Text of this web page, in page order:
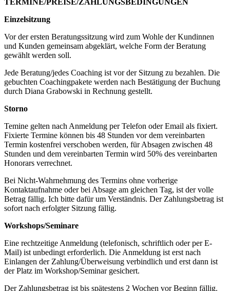
TERMINE/PREISE/ZAHLUNGSBEDINGUNGEN
Einzelsitzung
Vor der ersten Beratungssitzung wird zum Wohle der Kundinnen
und Kunden gemeinsam abgeklärt, welche Form der Beratung
gewählt werden soll.
Jede Beratung/jedes Coaching ist vor der Sitzung zu bezahlen. Die
gebuchten Coachingpakete werden nach Bestätigung der Buchung
durch Diana Grabowski in Rechnung gestellt.
Storno
Temine gelten nach Anmeldung per Telefon oder Email als fixiert.
Fixierte Termine können bis 48 Stunden vor dem vereinbarten
Termin kostenfrei verschoben werden, für Absagen zwischen 48
Stunden und dem vereinbarten Termin wird 50% des vereinbarten
Honorars verrechnet.
Bei Nicht-Wahrnehmung des Termins ohne vorherige
Kontaktaufnahme oder bei Absage am gleichen Tag, ist der volle
Betrag fällig. Ich bitte dafür um Verständnis. Der Zahlungsbetrag ist
sofort nach erfolgter Sitzung fällig.
Workshops/Seminare
Eine rechtzeitige Anmeldung (telefonisch, schriftlich oder per E-
Mail) ist unbedingt erforderlich. Die Anmeldung ist erst nach
Einlangen der Zahlung/Überweisung verbindlich und erst dann ist
der Platz im Workshop/Seminar gesichert.
Der Zahlungsbetrag ist bis spätestens 2 Wochen vor Beginn fällig.